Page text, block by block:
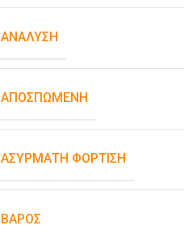
ΑΝΆΛΥΣΗ
ΑΠΟΣΠΏΜΕΝΗ
ΑΣΎΡΜΑΤΗ ΦΌΡΤΙΣΗ
ΒΆΡΟΣ